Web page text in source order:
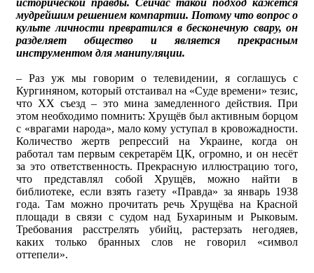
исторической правды. Сейчас такой подход кажется
мудрейшим решением компартии. Потому что вопрос о
культе личности превратился в бесконечную свару, он
разделяет общество и является прекрасным
инструментом для манипуляции.
– Раз уж мы говорим о телевидении, я соглашусь с
Кургиняном, который отстаивал на «Суде времени» тезис,
что ХХ съезд – это мина замедленного действия. При
этом необходимо помнить: Хрущёв был активным борцом
с «врагами народа», мало кому уступал в кровожадности.
Количество жертв репрессий на Украине, когда он
работал там первым секретарём ЦК, огромно, и он несёт
за это ответственность. Прекрасную иллюстрацию того,
что представлял собой Хрущёв, можно найти в
библиотеке, если взять газету «Правда» за январь 1938
года. Там можно прочитать речь Хрущёва на Красной
площади в связи с судом над Бухариным и Рыковым.
Требования расстрелять убийц, растерзать негодяев,
каких только бранных слов не говорил «символ
оттепели».